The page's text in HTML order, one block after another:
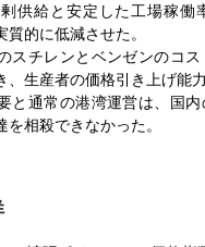
供給と安定した工場稼働
的に低減させた。
スチレンとベンゼンのコス
、生産者の価格引き上げ能
と通常の港湾運営は、国
を相殺できなかった。